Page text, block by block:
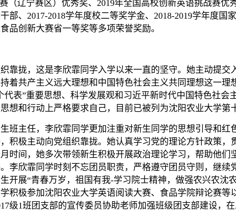
（辽宁赛区）优秀奖、2019年全国高校创新英语挑战赛优
部、2017-2018学年度校二等奖学金、2018-2019学年度
品创新大赛省一等奖等多项荣誉奖励。
靠拢，这是李欣霏同学入学以来一直的坚守。她主动提
着共产主义远大理想和中国特色社会主义共同理想这一
表”重要思想、科学发展观和习近平新时代中国特色社
想和行动上严格要求自己，目前已被列为沈阳农业大学第
班主任，李欣霏同学更加注重对新生同学的思想引导和
积极主动向党组织靠拢。她认真学习党的理论方针政策
时间，她多次带领新生积极开展政治理论学习，帮助他
李欣霏同学时刻不忘团员职责，严格遵守团员守则，继
开展“青春万岁，祖国有我-学习院士精神，做强农兴农沈
积极参加沈阳农业大学英语阅读大赛、食品学院辩论赛
级1班团支部的宣传委员协助老师加强班级团支部建设，